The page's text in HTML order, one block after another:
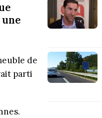
de
parti